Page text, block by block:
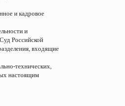
и кадровое
и
Российской
входящие
технических,
настоящим